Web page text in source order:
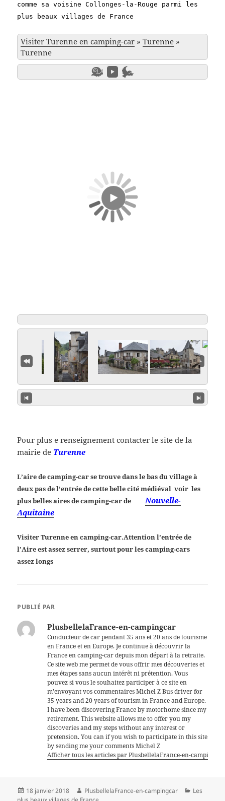
comme sa voisine Collonges-la-Rouge parmi les
plus beaux villages de France
Visiter Turenne en camping-car »Turenne »
Turenne
Pour plus e renseignement contacter le site de la
mairie de Turenne
L’aire de camping-car se trouve dans le bas du village à
deux pas de l’entrée de cette belle cité médiéval voir les
plus belles aires de camping-car de
Nouvelle-
Aquitaine
Visiter Turenne en camping-car.Attention l’entrée de
l’Aire est assez serrer, surtout pour les camping-cars
assez longs
PUBLIÉ PAR
PlusbellelaFrance-en-campingcar
Conducteur de car pendant 35 ans et 20 ans de tourisme
en France et en Europe. Je continue à découvrir la
France en camping-car depuis mon départ à la retraite.
Ce site web me permet de vous offrir mes découvertes et
mes étapes sans aucun intérêt ni prétention. Vous
pouvez si vous le souhaitez participer à ce site en
m'envoyant vos commentaires Michel Z Bus driver for
35 years and 20 years of tourism in France and Europe.
I have been discovering France by motorhome since my
retirement. This website allows me to offer you my
discoveries and my steps without any interest or
pretension. You can if you wish to participate in this site
by sending me your comments Michel Z
Afficher tous les articles par PlusbellelaFrance-en-
Publié
le
18 janvier 2018 Auteur
PlusbellelaFrance-en-campingcar Catégories
Les